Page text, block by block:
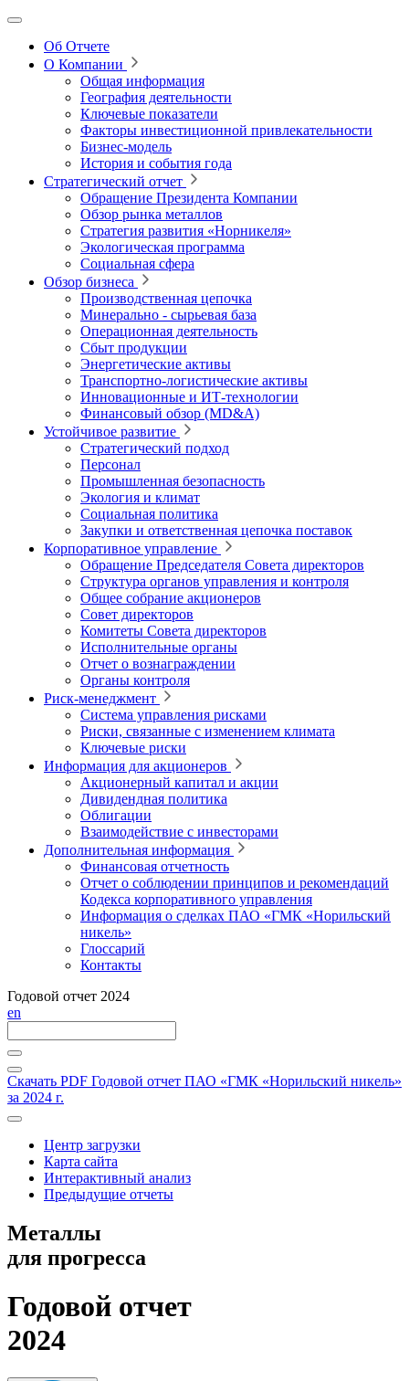
Об Отчете
О Компании
Общая информация
География деятельности
Ключевые показатели
Факторы инвестиционной привлекательности
Бизнес-модель
История и события года
Стратегический отчет
Обращение Президента Компании
Обзор рынка металлов
Стратегия развития «Норникеля»
Экологическая программа
Социальная сфера
Обзор бизнеса
Производственная цепочка
Минерально ‑ сырьевая база
Операционная деятельность
Сбыт продукции
Энергетические активы
Транспортно-логистические активы
Инновационные и ИТ‑технологии
Финансовый обзор (MD&A)
Устойчивое развитие
Стратегический подход
Персонал
Промышленная безопасность
Экология и климат
Социальная политика
Закупки и ответственная цепочка поставок
Корпоративное управление
Обращение Председателя Совета директоров
Структура органов управления и контроля
Общее собрание акционеров
Совет директоров
Комитеты Совета директоров
Исполнительные органы
Отчет о вознаграждении
Органы контроля
Риск-менеджмент
Система управления рисками
Риски, связанные с изменением климата
Ключевые риски
Информация для акционеров
Акционерный капитал и акции
Дивидендная политика
Облигации
Взаимодействие с инвесторами
Дополнительная информация
Финансовая отчетность
Отчет о соблюдении принципов и рекомендаций
Кодекса корпоративного управления
Информация о сделках ПАО «ГМК «Норильский
никель»
Глоссарий
Контакты
Годовой отчет 2024
en
Скачать PDF Годовой отчет ПАО «ГМК «Норильский никель»
за 2024 г.
Центр загрузки
Карта сайта
Интерактивный анализ
Предыдущие отчеты
Металлы
для прогресса
Годовой отчет
2024